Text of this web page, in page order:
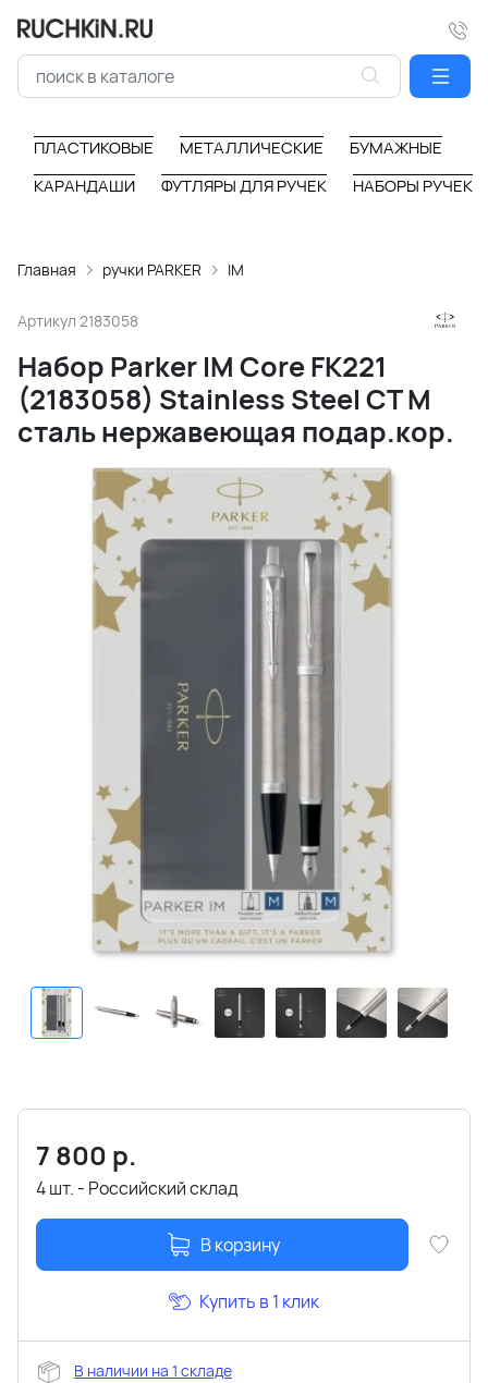
ПЛАСТИКОВЫЕ МЕТАЛЛИЧЕСКИЕ
БУМАЖНЫЕ
КАРАНДАШИ
ФУТЛЯРЫ ДЛЯ РУЧЕК НАБОРЫ РУЧЕК
Главная ручки PARKER IM
Артикул 2183058
Набор Parker IM Core FK221
(2183058) Stainless Steel CT M
сталь нержавеющая подар.кор.
7 800 р.
4 шт. - Российский склад
В корзину
Купить в 1 клик
В наличии на 1 складе